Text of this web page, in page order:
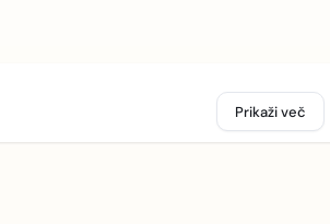
Prikaži več